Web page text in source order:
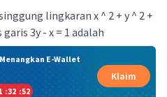
lingkaran x ^ 2 + y ^ 2 +
3y - x = 1 adalah
E-Wallet
:32 :51
Klaim